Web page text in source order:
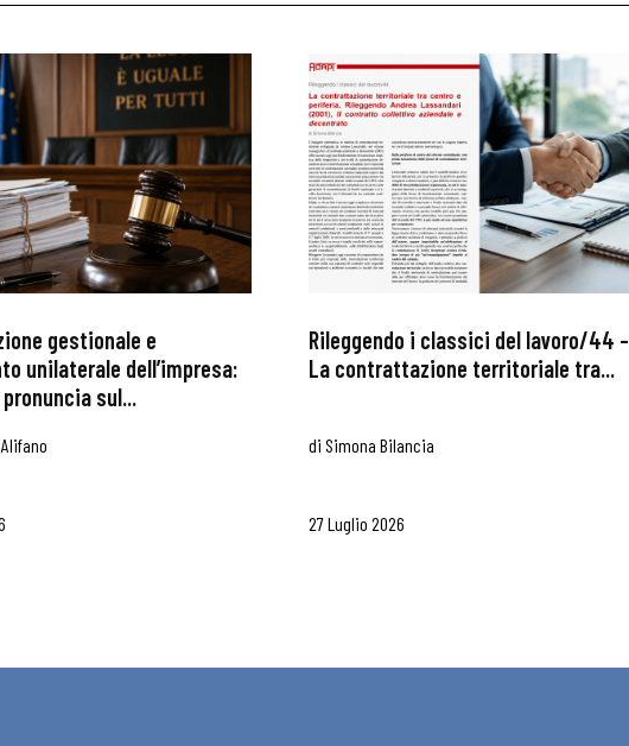
gestionale e
unilaterale dell’impresa:
sul...
Rileggendo i classici del lavoro/44 –
La contrattazione territoriale tra...
di Simona Bilancia
27 Luglio 2026